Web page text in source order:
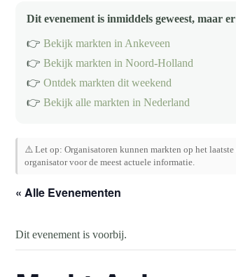
Dit evenement is inmiddels geweest, maar
👉 Bekijk markten in Ankeveen
👉 Bekijk markten in Noord-Holland
👉 Ontdek markten dit weekend
👉 Bekijk alle markten in Nederland
⚠️ Let op: Organisatoren kunnen markten op het
organisator voor de meest actuele informatie.
« Alle Evenementen
Dit evenement is voorbij.